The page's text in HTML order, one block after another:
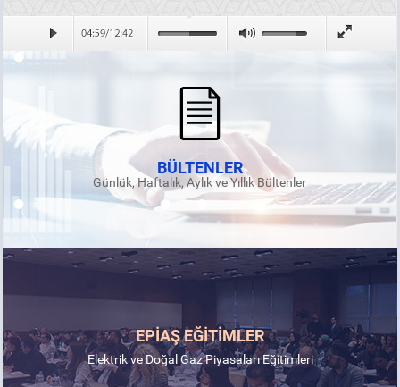
BÜLTENLER
Günlük, Haftalık, Aylık ve Yıllık Bültenler
EPİAŞ EĞİTİMLER
Elektrik ve Doğal Gaz Piyasaları Eğitimleri